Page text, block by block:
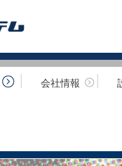
会社情報